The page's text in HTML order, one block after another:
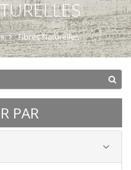
Fibres Naturelles
PAR